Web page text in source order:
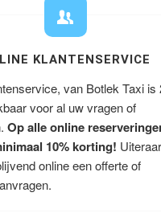
KLANTENSERVICE
van Botlek Taxi is
voor al uw vragen of
Op alle online
10% korting!
online een offerte of